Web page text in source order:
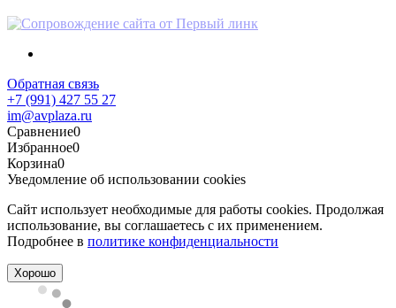
Обратная связь
+7 (991) 427 55 27
im@avplaza.ru
Сравнение0
Избранное0
Корзина0
Уведомление об использовании cookies
Сайт использует необходимые для работы cookies. Продолжая
использование, вы соглашаетесь с их применением.
Подробнее в политике конфиденциальности
Хорошо